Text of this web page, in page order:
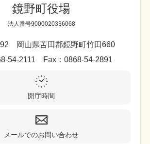
鏡野町役場
法人番号9000020336068
岡山県苫田郡鏡野町竹田660
54-2111 Fax：0868-54-2891
開庁時間
メールでのお問い合わせ